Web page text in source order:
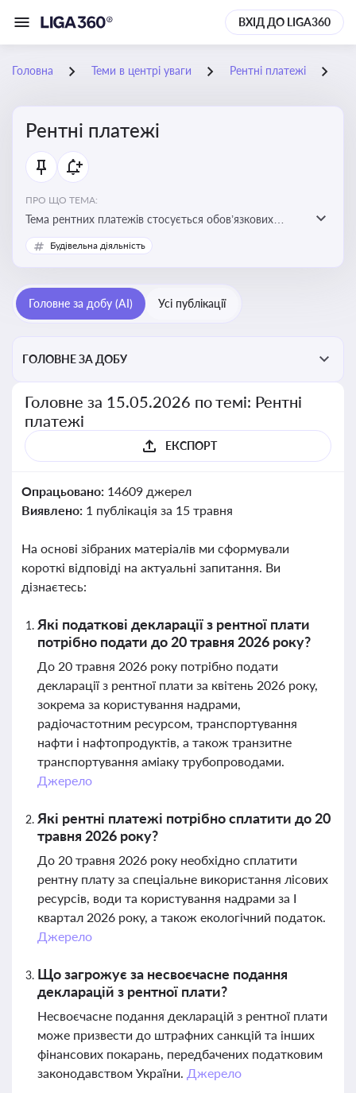
ВХІД ДО LIGA360
Головна Теми в центрі уваги Рентні платежі
Рентні платежі
ПРО ЩО ТЕМА:
Тема рентних платежів стосується обов’язкових
податкових зборів, які сплачуються за користування
природними ресурсами — надрами, водою, лісами
Будівельна діяльність
Головне за добу (AI) Усі публікації
ГОЛОВНЕ ЗА ДОБУ
Головне за 15.05.2026 по темі: Рентні
платежі
ЕКСПОРТ
Опрацьовано: 14609 джерел
Виявлено: 1 публікація за 15 травня
На основі зібраних матеріалів ми сформували
короткі відповіді на актуальні запитання. Ви
дізнаєтесь:
Які податкові декларації з рентної плати
потрібно подати до 20 травня 2026 року?
До 20 травня 2026 року потрібно подати
декларації з рентної плати за квітень 2026 року,
зокрема за користування надрами,
радіочастотним ресурсом, транспортування
нафти і нафтопродуктів, а також транзитне
транспортування аміаку трубопроводами.
Джерело
Які рентні платежі потрібно сплатити до 20
травня 2026 року?
До 20 травня 2026 року необхідно сплатити
рентну плату за спеціальне використання лісових
ресурсів, води та користування надрами за І
квартал 2026 року, а також екологічний податок.
Джерело
Що загрожує за несвоєчасне подання
декларацій з рентної плати?
Несвоєчасне подання декларацій з рентної плати
може призвести до штрафних санкцій та інших
фінансових покарань, передбачених податковим
законодавством України. Джерело